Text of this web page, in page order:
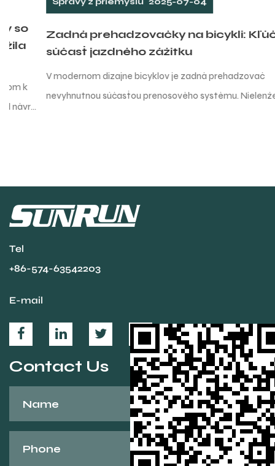
Zadná prehadzovačky na bicykli: Kľúčová
súčasť jazdného zážitku
V modernom dizajne bicyklov je zadná prehadzovač
nevyhnutnou súčasťou prenosového systému. Nielenže nesie
Tel
+86-574-63542203
E-mail
Contact Us